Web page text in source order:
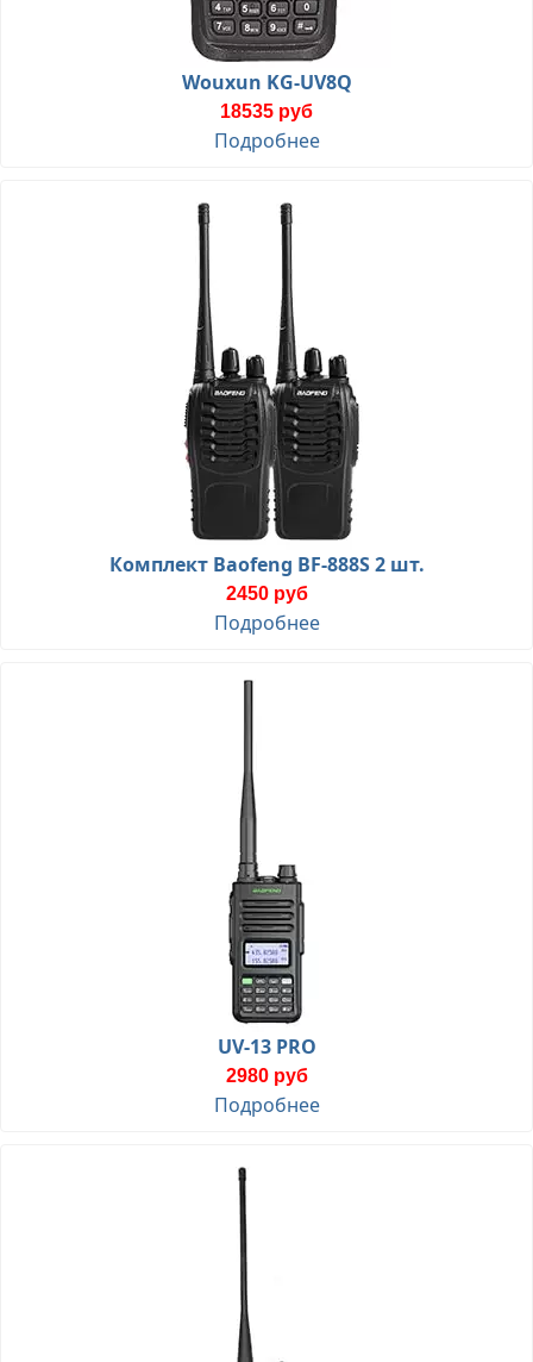
Wouxun KG-UV8Q
18535 руб
Подробнее
Комплект Baofeng BF-888S 2 шт.
2450 руб
Подробнее
UV-13 PRO
2980 руб
Подробнее